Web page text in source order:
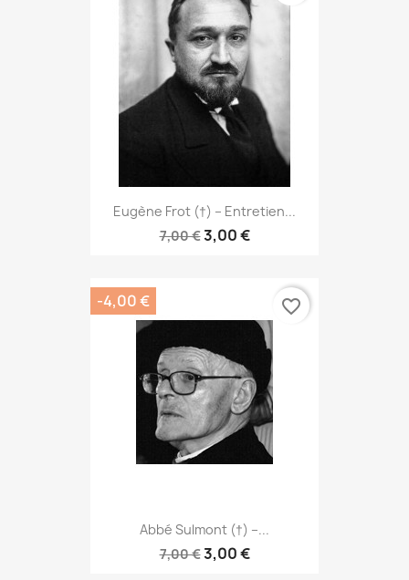
Eugène Frot (†) – Entretien...
7,00 €3,00 €
Abbé Sulmont (†) –...
7,00 €3,00 €
-4,00 € favorite_border